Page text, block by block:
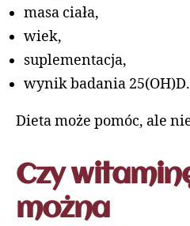
masa ciała,
wiek,
suplementacja,
wynik badania 25(OH)D.
Dieta może pomóc, ale
Czy
można